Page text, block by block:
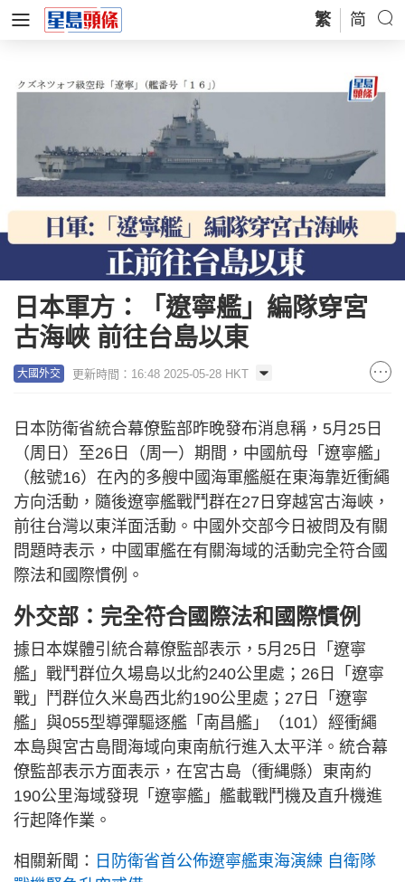
繁 简
日本軍方：「遼寧艦」編隊穿宮
古海峽 前往台島以東
大國外交 更新時間：16:48 2025-05-28 HKT
日本防衛省統合幕僚監部昨晚發布消息稱，5月25日
（周日）至26日（周一）期間，中國航母「遼寧艦」
（舷號16）在內的多艘中國海軍艦艇在東海靠近衝繩
方向活動，隨後遼寧艦戰鬥群在27日穿越宮古海峽，
前往台灣以東洋面活動。中國外交部今日被問及有關
問題時表示，中國軍艦在有關海域的活動完全符合國
際法和國際慣例。
外交部：完全符合國際法和國際慣例
據日本媒體引統合幕僚監部表示，5月25日「遼寧
艦」戰鬥群位久場島以北約240公里處；26日「遼寧
戰」鬥群位久米島西北約190公里處；27日「遼寧
艦」與055型導彈驅逐艦「南昌艦」（101）經衝繩
本島與宮古島間海域向東南航行進入太平洋。統合幕
僚監部表示方面表示，在宮古島（衝縄縣）東南約
190公里海域發現「遼寧艦」艦載戰鬥機及直升機進
行起降作業。
相關新聞： 日防衛省首公佈遼寧艦東海演練 自衛隊